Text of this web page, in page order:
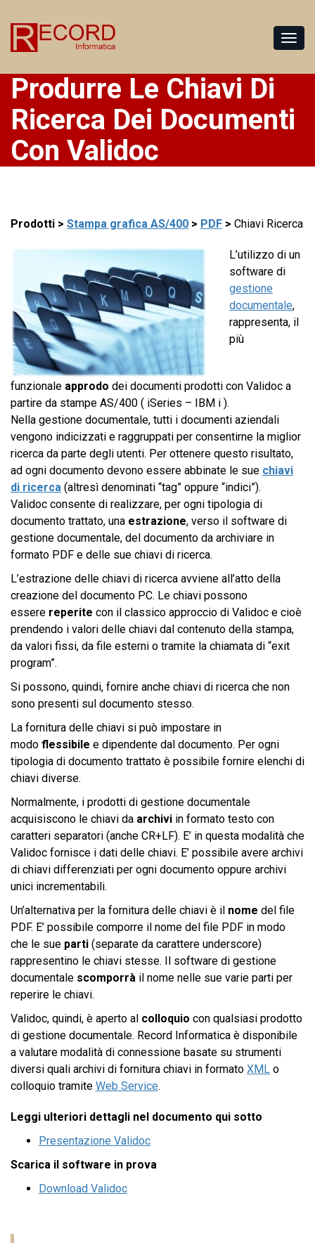
Produrre Le Chiavi Di
Ricerca Dei Documenti
Con Validoc
Prodotti > Stampa grafica AS/400 > PDF > Chiavi Ricerca
L’utilizzo di un
software di
gestione
documentale,
rappresenta, il
più
funzionale approdo dei documenti prodotti con Validoc a
partire da stampe AS/400 ( iSeries – IBM i ).
Nella gestione documentale, tutti i documenti aziendali
vengono indicizzati e raggruppati per consentirne la miglior
ricerca da parte degli utenti. Per ottenere questo risultato,
ad ogni documento devono essere abbinate le sue chiavi
di ricerca (altresì denominati “tag” oppure “indici”).
Validoc consente di realizzare, per ogni tipologia di
documento trattato, una estrazione, verso il software di
gestione documentale, del documento da archiviare in
formato PDF e delle sue chiavi di ricerca.
L’estrazione delle chiavi di ricerca avviene all’atto della
creazione del documento PC. Le chiavi possono
essere reperite con il classico approccio di Validoc e cioè
prendendo i valori delle chiavi dal contenuto della stampa,
da valori fissi, da file esterni o tramite la chiamata di “exit
program”.
Si possono, quindi, fornire anche chiavi di ricerca che non
sono presenti sul documento stesso.
La fornitura delle chiavi si può impostare in
modo flessibile e dipendente dal documento. Per ogni
tipologia di documento trattato è possibile fornire elenchi di
chiavi diverse.
Normalmente, i prodotti di gestione documentale
acquisiscono le chiavi da archivi in formato testo con
caratteri separatori (anche CR+LF). E’ in questa modalità che
Validoc fornisce i dati delle chiavi. E’ possibile avere archivi
di chiavi differenziati per ogni documento oppure archivi
unici incrementabili.
Un’alternativa per la fornitura delle chiavi è il nome del file
PDF. E’ possibile comporre il nome del file PDF in modo
che le sue parti (separate da carattere underscore)
rappresentino le chiavi stesse. Il software di gestione
documentale scomporrà il nome nelle sue varie parti per
reperire le chiavi.
Validoc, quindi, è aperto al colloquio con qualsiasi prodotto
di gestione documentale. Record Informatica è disponibile
a valutare modalità di connessione basate su strumenti
diversi quali archivi di fornitura chiavi in formato XML o
colloquio tramite Web Service.
Leggi ulteriori dettagli nel documento qui sotto
Presentazione Validoc
Scarica il software in prova
Download Validoc